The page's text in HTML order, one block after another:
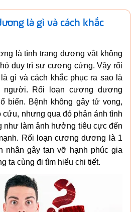
là gì và cách khắc
là tình trạng dương vật không
duy trì sự cương cứng. Vậy rối
gì và cách khắc phục ra sao là
người. Rối loạn cương dương
biến. Bệnh không gây tử vong,
cứu, nhưng qua đó phản ánh tình
như làm ảnh hưởng tiêu cực đến
Rối loạn cương dương là 1
nhân gây tan vỡ hạnh phúc gia
ta cùng đi tìm hiểu chi tiết.